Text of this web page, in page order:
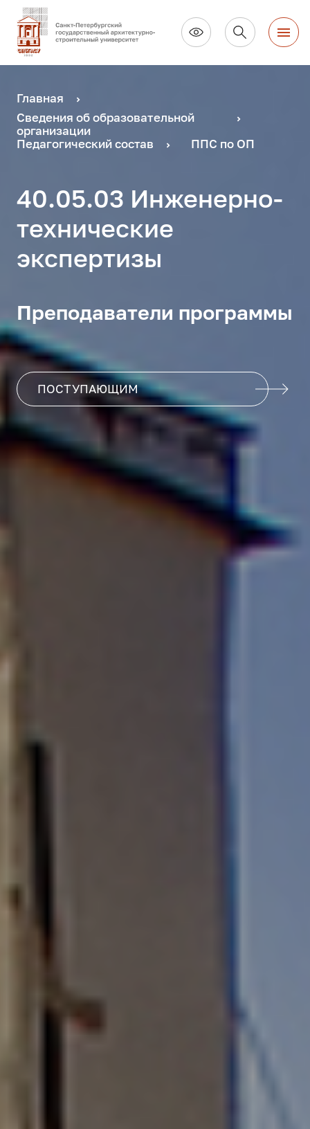
Главная
Сведения об образовательной
организации
Педагогический состав
ППС по ОП
40.05.03 Инженерно-
технические
экспертизы
Преподаватели программы
ПОСТУПАЮЩИМ